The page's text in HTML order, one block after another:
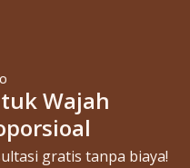
Wajah
gratis tanpa biaya!